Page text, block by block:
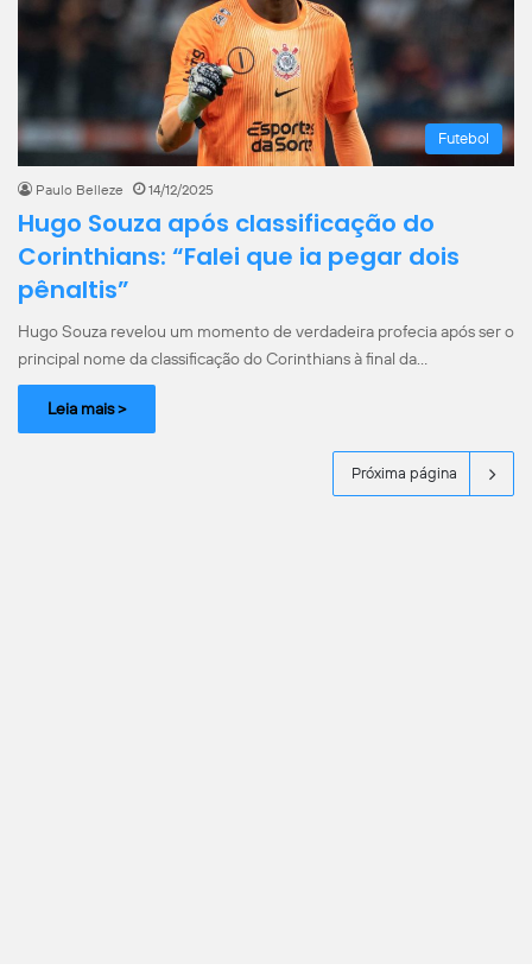
Futebol
Paulo Belleze 14/12/2025
Hugo Souza após classificação do
Corinthians: “Falei que ia pegar dois
pênaltis”
Hugo Souza revelou um momento de verdadeira profecia após ser o
principal nome da classificação do Corinthians à final da…
Leia mais >
Próxima página